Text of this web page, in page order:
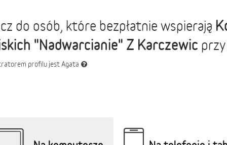
do osób, które bezpłatnie wspierają
"Nadwarcianie" Z Karczewic
profilu jest Agata